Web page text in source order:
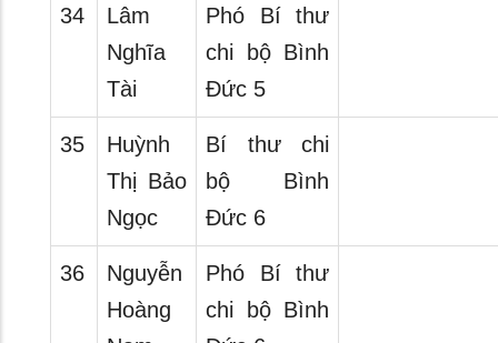
34
Lâm
Nghĩa
Tài
Phó Bí thư
chi bộ Bình
Đức 5
35
Huỳnh
Thị Bảo
Ngọc
Bí thư chi
bộ Bình
Đức 6
36
Nguyễn
Hoàng
Phó Bí thư
chi bộ Bình